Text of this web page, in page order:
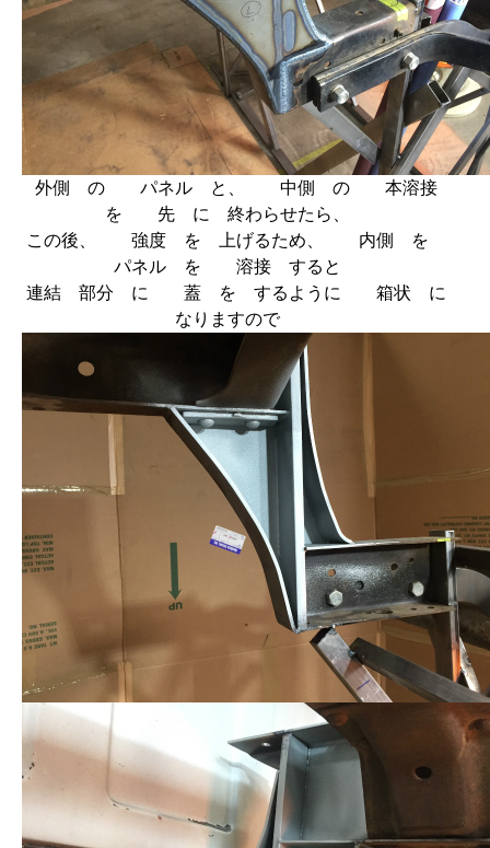
外側 の パネル と、 中側 の 本溶接
を 先 に 終わらせたら、
この後、 強度 を 上げるため、 内側 を
パネル を 溶接 すると
連結 部分 に 蓋 を するように 箱状 に
なりますので